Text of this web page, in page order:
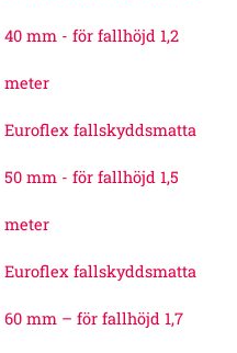
40 mm - för fallhöjd 1,2
meter
Euroflex fallskyddsmatta
50 mm - för fallhöjd 1,5
meter
Euroflex fallskyddsmatta
60 mm – för fallhöjd 1,7